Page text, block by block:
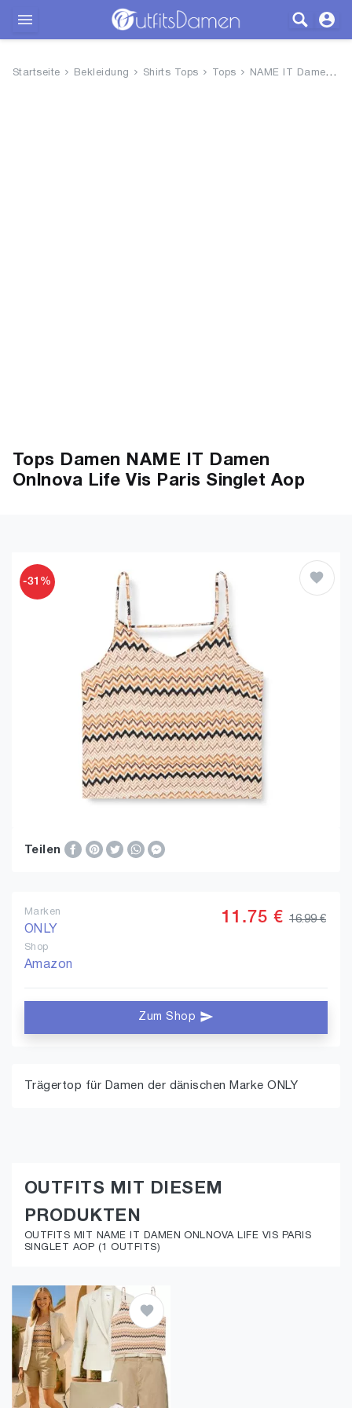
Startseite Bekleidung Shirts Tops Tops NAME IT Damen Onlnova Life Vis...
Tops Damen NAME IT Damen
Onlnova Life Vis Paris Singlet Aop
-31%
Teilen
Marken
ONLY
Shop
Amazon
11.75 € 16.99 €
Zum Shop
Trägertop für Damen der dänischen Marke ONLY
OUTFITS MIT DIESEM
PRODUKTEN
OUTFITS MIT NAME IT DAMEN ONLNOVA LIFE VIS PARIS
SINGLET AOP (1 OUTFITS)